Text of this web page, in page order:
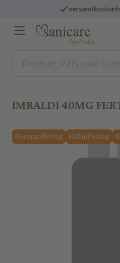
IMRALDI 40MG
Rezeptpflichtig Kühlpflichtig